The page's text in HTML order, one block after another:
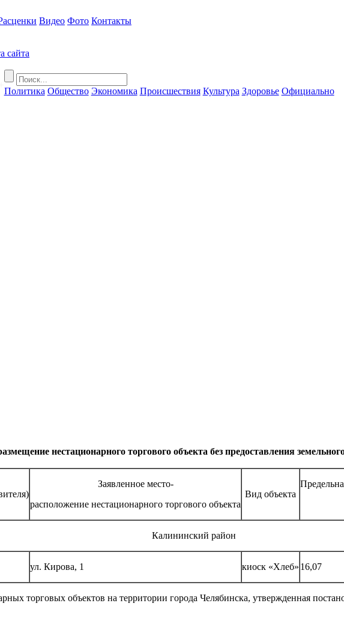
Видео Фото Контакты
сайта
Политика Общество Экономика Происшествия Культура Здоровье Официально
нестационарного торгового объекта без предоставления
Заявленное место­-
расположение нестационарного торгового объекта
Вид объекта
Калининский район
ул. Кирова, 1 киоск «Хлеб» 16,07
торговых объектов на территории города Челябинска, утвержденная